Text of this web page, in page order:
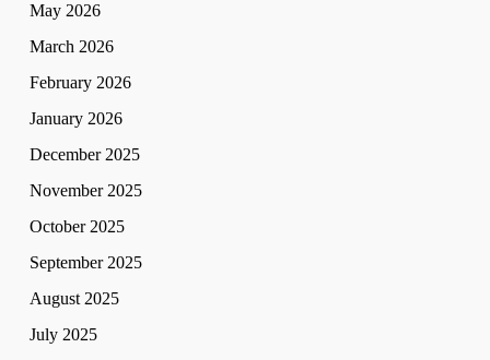
May 2026
March 2026
February 2026
January 2026
December 2025
November 2025
October 2025
September 2025
August 2025
July 2025